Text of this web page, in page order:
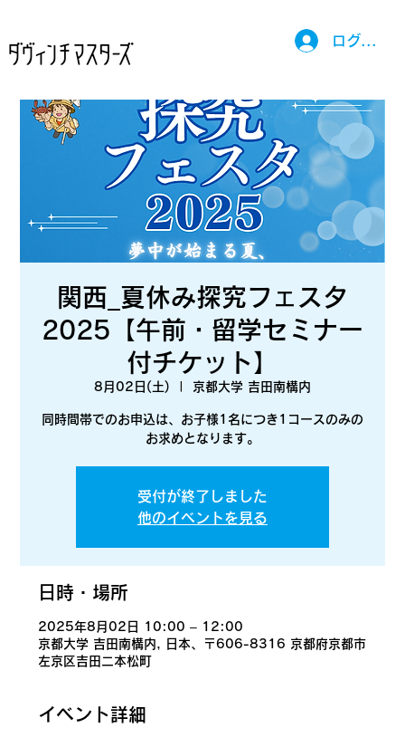
関西_夏休み探究フェスタ
2025【午前・留学セミナー
付チケット】
8月02日(土) 京都大学 吉田南構内
同時間帯でのお申込は、お子様1名につき1コースのみの
お求めとなります。
受付が終了しました
他のイベントを見る
日時・場所
2025年8月02日 10:00 – 12:00
京都大学 吉田南構内, 日本、〒606-8316 京都府京都市
左京区吉田二本松町
イベント詳細
ログイン